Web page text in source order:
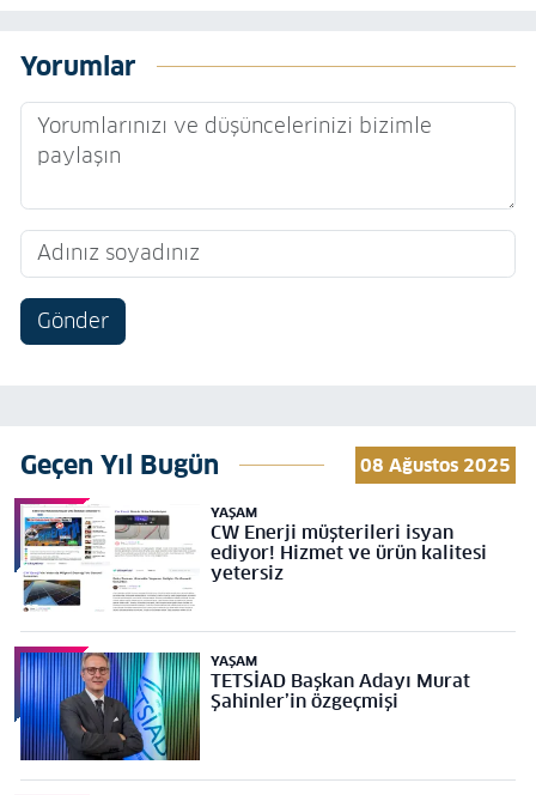
Yorumlar
Gönder
Geçen Yıl Bugün 08 Ağustos 2025
YAŞAM
CW Enerji müşterileri isyan
ediyor! Hizmet ve ürün kalitesi
yetersiz
YAŞAM
TETSİAD Başkan Adayı Murat
Şahinler’in özgeçmişi